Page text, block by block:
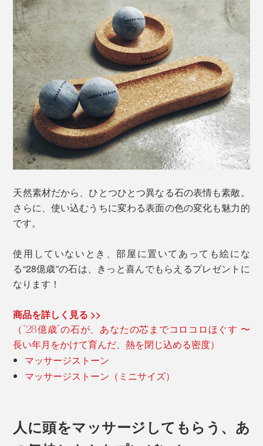
天然素材だから、ひとつひとつ異なる石の表情も素敵。
さらに、使い込むうちに変わる表面の色の変化も魅力的
です。
使用していないとき、部屋に置いてあっても絵にな
る“28億歳”の石は、きっと喜んでもらえるプレゼントに
なります！
商品を詳しく見る >>
（“28億歳”の石が、あなたの芯までコロコロほぐす 〜
長い年月をかけて育んだ、熱を閉じ込める密度）
マッサージストーン
マッサージストーン（ミニサイズ）
人に頭をマッサージしてもらう、あ